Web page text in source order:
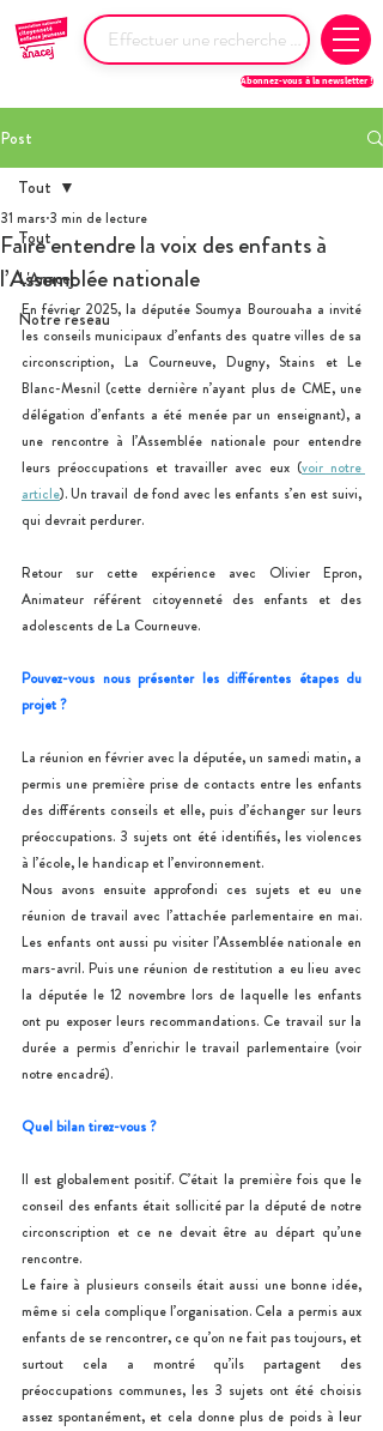
Abonnez-vous à la newsletter !
Post
Tout
L'Anacej
Notre réseau
Tout
Faire entendre la voix des enfants à
l’Assemblée nationale
31 mars 3 min de lecture
En février 2025, la députée Soumya Bourouaha a invité
les conseils municipaux d’enfants des quatre villes de sa
circonscription, La Courneuve, Dugny, Stains et Le
Blanc-Mesnil (cette dernière n’ayant plus de CME, une
délégation d’enfants a été menée par un enseignant), a
une rencontre à l’Assemblée nationale pour entendre
leurs préoccupations et travailler avec eux (voir notre
article). Un travail de fond avec les enfants s’en est suivi,
qui devrait perdurer.
Retour sur cette expérience avec Olivier Epron,
Animateur référent citoyenneté des enfants et des
adolescents de La Courneuve.
Pouvez-vous nous présenter les différentes étapes du
projet ?
La réunion en février avec la députée, un samedi matin, a
permis une première prise de contacts entre les enfants
des différents conseils et elle, puis d’échanger sur leurs
préoccupations. 3 sujets ont été identifiés, les violences
à l’école, le handicap et l’environnement.
Nous avons ensuite approfondi ces sujets et eu une
réunion de travail avec l’attachée parlementaire en mai.
Les enfants ont aussi pu visiter l’Assemblée nationale en
mars-avril. Puis une réunion de restitution a eu lieu avec
la députée le 12 novembre lors de laquelle les enfants
ont pu exposer leurs recommandations. Ce travail sur la
durée a permis d’enrichir le travail parlementaire (voir
notre encadré).
Quel bilan tirez-vous ?
Il est globalement positif. C’était la première fois que le
conseil des enfants était sollicité par la député de notre
circonscription et ce ne devait être au départ qu’une
rencontre.
Le faire à plusieurs conseils était aussi une bonne idée,
même si cela complique l’organisation. Cela a permis aux
enfants de se rencontrer, ce qu’on ne fait pas toujours, et
surtout cela a montré qu’ils partagent des
préoccupations communes, les 3 sujets ont été choisis
assez spontanément, et cela donne plus de poids à leur